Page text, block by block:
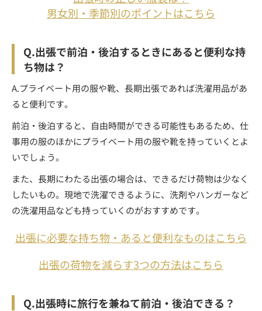
男女別・季節別のポイントはこちら
Q.出張で前泊・後泊するときにあると便利な持
ち物は？
A.プライベート用の服や靴、長期出張であれば洗濯用品があ
ると便利です。
前泊・後泊すると、自由時間ができる可能性もあるため、仕
事用の服のほかにプライベート用の服や靴を持っていくとよ
いでしょう。
また、長期にわたる出張の場合は、できるだけ荷物は少なく
したいもの。現地で洗濯できるように、洗剤やハンガーなど
の洗濯用品なども持っていくのがおすすめです。
出張に必要な持ち物・あると便利なものはこちら
出張の荷物を減らす3つの方法はこちら
Q.出張時に旅行を兼ねて前泊・後泊できる？